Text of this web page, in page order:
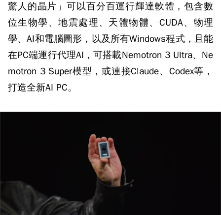
驚人的晶片」可以百分百運行輝達軟體，包含數
位生物學、地震處理、天體物體、CUDA、物理
學、AI和電腦圖形，以及所有Windows程式，且能
在PC端運行代理AI，可搭載Nemotron 3 Ultra、Ne
motron 3 Super模型，或連接Claude、Codex等，
打造全新AI PC。